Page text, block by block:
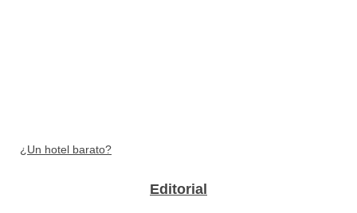
¿Un hotel barato?
Editorial